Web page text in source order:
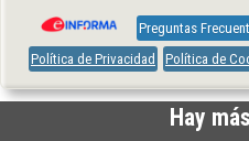
Preguntas
Política de Privacidad
Política de
Hay